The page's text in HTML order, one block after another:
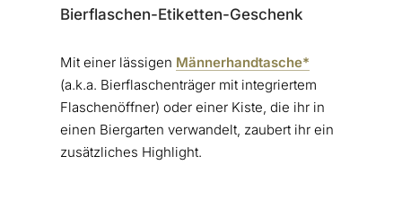
Bierflaschen-Etiketten-Geschenk
Mit einer lässigen Männerhandtasche*
(a.k.a. Bierflaschenträger mit integriertem
Flaschenöffner) oder einer Kiste, die ihr in
einen Biergarten verwandelt, zaubert ihr ein
zusätzliches Highlight.